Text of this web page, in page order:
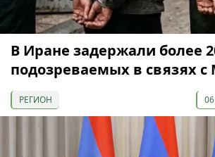
В Иране задержали более
подозреваемых в связях
РЕГИОН